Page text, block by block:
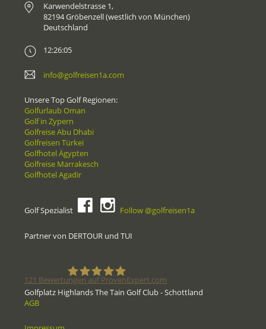
Karwendelstrasse 1,
82194 Gröbenzell (westlich von München)
Deutschland
12:26:05
info@golfreisen1a.com
Unsere Top Golf Regionen:
Golfurlaub Oman
Golf in Zypern
Golfreise Abu Dhabi
Golfreisen Türkei
Golfhotel Ägypten
Golfreise Marrakesch
Golfhotel Agadir
Golf Spezialist Follow @golfreisen1a
Partner von DERTOUR und TUI
121 Bewertungen auf ProvenExpert.com
Golfplatz Highlands The Tain Golf Club - Schottland
AGB